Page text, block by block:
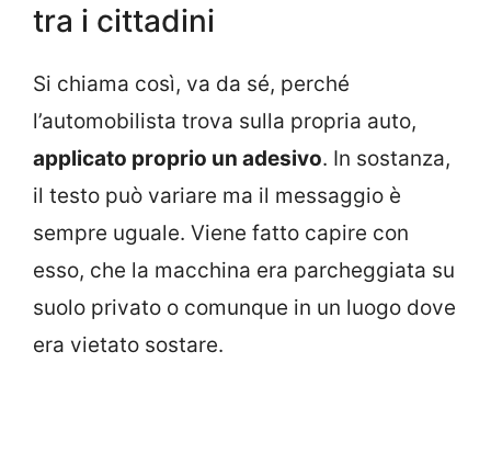
tra i cittadini
Si chiama così, va da sé, perché
l’automobilista trova sulla propria auto,
applicato proprio un adesivo. In sostanza,
il testo può variare ma il messaggio è
sempre uguale. Viene fatto capire con
esso, che la macchina era parcheggiata su
suolo privato o comunque in un luogo dove
era vietato sostare.